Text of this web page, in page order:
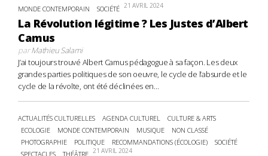
MONDE CONTEMPORAIN SOCIÉTÉ 21 AVRIL 2024
La Révolution légitime ? Les Justes d’Albert
Camus
parMathieu Salami
J’ai toujours trouvé Albert Camus pédagogue à sa façon. Les deux
grandes parties politiques de son oeuvre, le cycle de l’absurde et le
cycle de la révolte, ont été déclinées en...
ACTUALITÉS CULTURELLES AGENDA CULTUREL
CULTURE & ARTS
ECOLOGIE
MONDE CONTEMPORAIN MUSIQUE
NON CLASSÉ
PHOTOGRAPHIE
POLITIQUE RECOMMANDATIONS (ÉCOLOGIE)
SOCIÉTÉ
SPECTACLES
THÉÂTRE 21 AVRIL 2024